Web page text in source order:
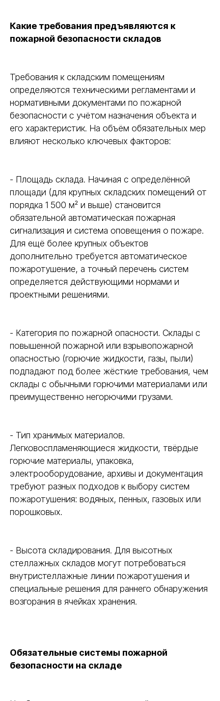
Какие требования предъявляются к
пожарной безопасности складов
Требования к складским помещениям
определяются техническими регламентами и
нормативными документами по пожарной
безопасности с учётом назначения объекта и
его характеристик. На объём обязательных мер
влияют несколько ключевых факторов:
- Площадь склада. Начиная с определённой
площади (для крупных складских помещений от
порядка 1 500 м² и выше) становится
обязательной автоматическая пожарная
сигнализация и система оповещения о пожаре.
Для ещё более крупных объектов
дополнительно требуется автоматическое
пожаротушение, а точный перечень систем
определяется действующими нормами и
проектными решениями.
- Категория по пожарной опасности. Склады с
повышенной пожарной или взрывопожарной
опасностью (горючие жидкости, газы, пыли)
подпадают под более жёсткие требования, чем
склады с обычными горючими материалами или
преимущественно негорючими грузами.
- Тип хранимых материалов.
Легковоспламеняющиеся жидкости, твёрдые
горючие материалы, упаковка,
электрооборудование, архивы и документация
требуют разных подходов к выбору систем
пожаротушения: водяных, пенных, газовых или
порошковых.
- Высота складирования. Для высотных
стеллажных складов могут потребоваться
внутристеллажные линии пожаротушения и
специальные решения для раннего обнаружения
возгорания в ячейках хранения.
Обязательные системы пожарной
безопасности на складе